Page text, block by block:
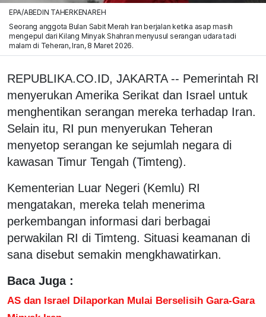
EPA/ABEDIN TAHERKENAREH
Seorang anggota Bulan Sabit Merah Iran berjalan ketika asap masih
mengepul dari Kilang Minyak Shahran menyusul serangan udara tadi
malam di Teheran, Iran, 8 Maret 2026.
REPUBLIKA.CO.ID, JAKARTA -- Pemerintah RI
menyerukan Amerika Serikat dan Israel untuk
menghentikan serangan mereka terhadap Iran.
Selain itu, RI pun menyerukan Teheran
menyetop serangan ke sejumlah negara di
kawasan Timur Tengah (Timteng).
Kementerian Luar Negeri (Kemlu) RI
mengatakan, mereka telah menerima
perkembangan informasi dari berbagai
perwakilan RI di Timteng. Situasi keamanan di
sana disebut semakin mengkhawatirkan.
Baca Juga :
AS dan Israel Dilaporkan Mulai Berselisih Gara-Gara